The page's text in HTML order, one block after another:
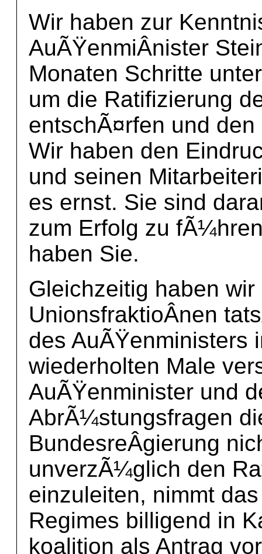
Wir haben zur
AuÃŸenmiÂ­nister
Monaten Schritte
um die Ratifizierung
entschÃ¤rfen und
Wir haben den
und seinen
es ernst. Sie sind
zum Erfolg zu
haben Sie.
Gleichzeitig haben
UnionsfraktioÂ­nen
des AuÃŸenministers
wiederholten Male
AuÃŸenminister und
AbrÃ¼stungsfragen
BundesreÂ­gierung
unverzÃ¼glich den
einzuleiten, nimmt
Regimes billigend in
koalition als Antrag